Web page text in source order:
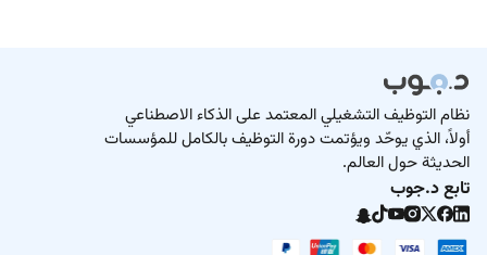
نظام التوظيف التشغيلي المعتمد على الذكاء الاصطناعي
أولاً، الذي يوحّد ويؤتمت دورة التوظيف بالكامل للمؤسسات
الحديثة حول العالم.
تابع د.جوب